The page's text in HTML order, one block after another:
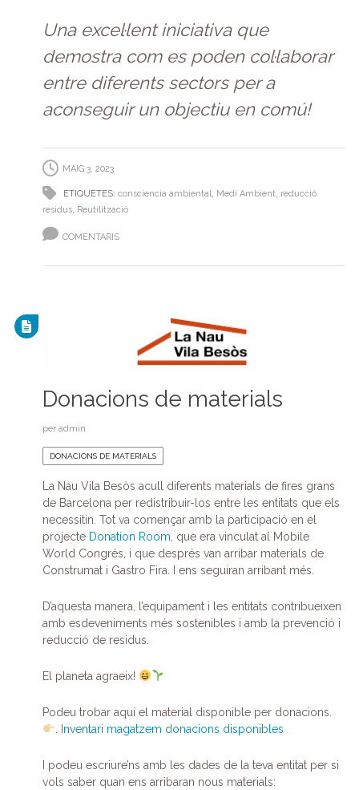
Una excel·lent iniciativa que
demostra com es poden col·laborar
entre diferents sectors per a
aconseguir un objectiu en comú!
MAIG 3, 2023
ETIQUETES: consciencia ambiental, Medi Ambient, reducció
residus, Reutilització
COMENTARIS
Donacions de materials
per admin
DONACIONS DE MATERIALS
La Nau Vila Besòs acull diferents materials de fires grans
de Barcelona per redistribuir-los entre les entitats que els
necessitin. Tot va començar amb la participació en el
projecte Donation Room , que era vinculat al Mobile
World Congrés, i que després van arribar materials de
Construmat i Gastro Fira. I ens seguiran arribant més.
D’aquesta manera, l’equipament i les entitats contribueixen
amb esdeveniments més sostenibles i amb la prevenció i
reducció de residus.
El planeta agraeix!
Podeu trobar aquí el material disponible per donacions.
Inventari magatzem donacions disponibles
I podeu escriure’ns amb les dades de la teva entitat per si
vols saber quan ens arribaran nous materials: